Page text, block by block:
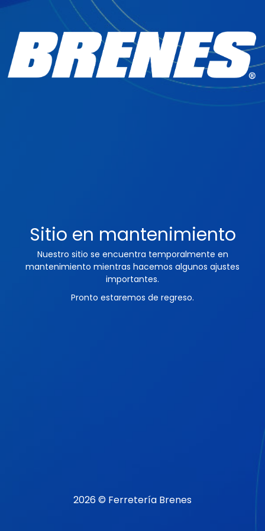
Sitio en mantenimiento
Nuestro sitio se encuentra temporalmente en
mantenimiento mientras hacemos algunos ajustes
importantes.
Pronto estaremos de regreso.
2026 © Ferretería Brenes